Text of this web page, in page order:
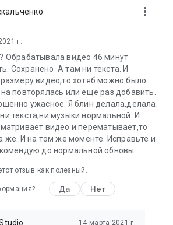
more_vert
г.
Обрабатывала видео 46 минут
Сохранено. А там ни текста. И
видео,то хотяб можно было
повторялась или ещё раз добавить.
ужасное. Я блин делала,делала.
текста,ни музыки нормальной. И
видео и перематывает,то
же. И на том же моменте. Исправьте и
до нормальной обновы.
отзыв как полезный.
Да Нет
14 марта 2021 г.